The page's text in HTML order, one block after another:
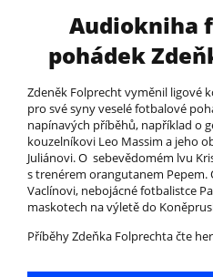
Audiokniha
pohádek
Zdeněk Folprecht vyměnil ligové
pro své syny veselé fotbalové
napínavých příběhů, například o
kouzelníkovi Leo Massim a jeho
Juliánovi. O sebevědomém lvu
s trenérem orangutanem
Vaclínovi, nebojácné fotbalistce
maskotech na výletě do
Příběhy Zdeňka Folprechta čte